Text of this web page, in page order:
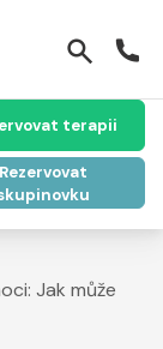
terapii
Rezervovat
Jak může